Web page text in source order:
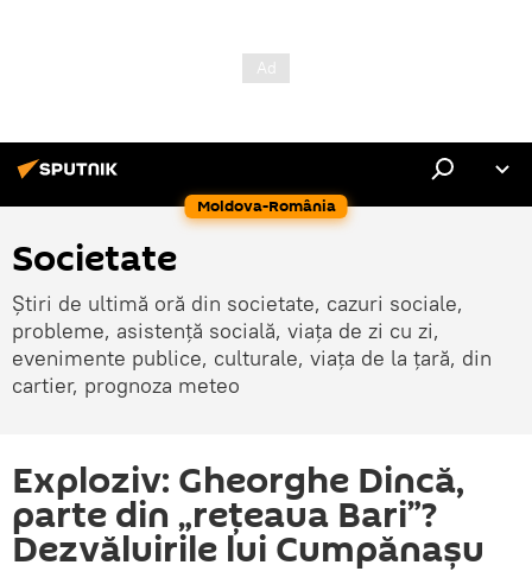
Moldova-România
Societate
Știri de ultimă oră din societate, cazuri sociale,
probleme, asistență socială, viața de zi cu zi,
evenimente publice, culturale, viața de la țară, din
cartier, prognoza meteo
Exploziv: Gheorghe Dincă,
parte din „rețeaua Bari”?
Dezvăluirile lui Cumpănașu